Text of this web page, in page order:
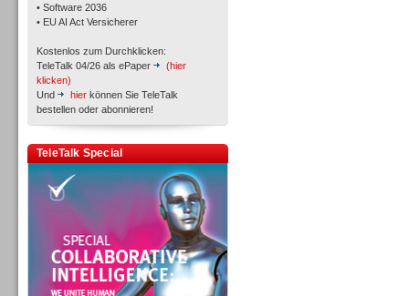
• Software 2036
• EU AI Act Versicherer
Kostenlos zum Durchklicken:
TeleTalk 04/26 als ePaper
(hier
klicken)
Und
hier können Sie TeleTalk
bestellen oder abonnieren!
TeleTalk Special
Workforce-Management
Personal
Personal